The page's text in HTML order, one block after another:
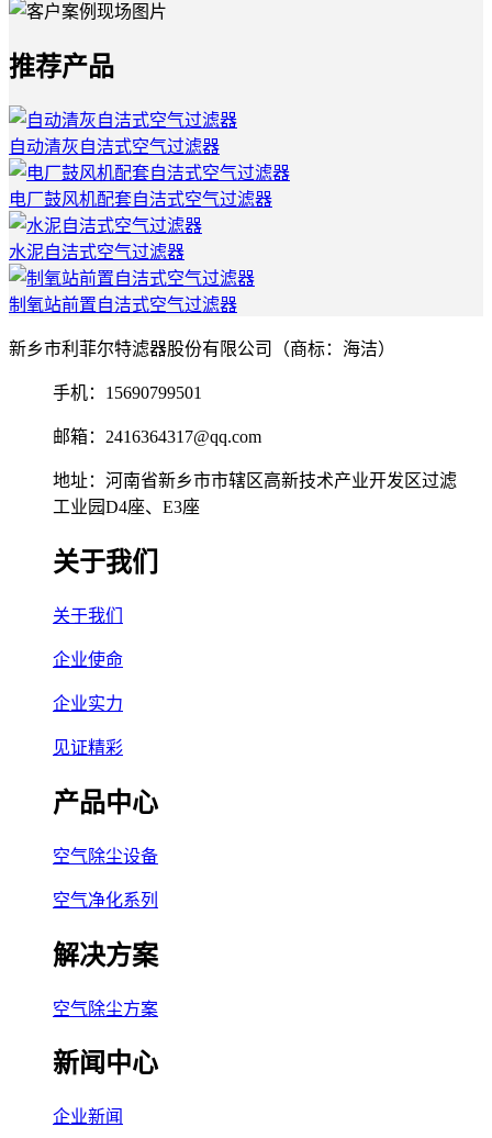
推荐产品
自动清灰自洁式空气过滤器
电厂鼓风机配套自洁式空气过滤器
水泥自洁式空气过滤器
制氧站前置自洁式空气过滤器
新乡市利菲尔特滤器股份有限公司（商标：海洁）
手机：15690799501
邮箱：2416364317@qq.com
地址：河南省新乡市市辖区高新技术产业开发区过滤
工业园D4座、E3座
关于我们
关于我们
企业使命
企业实力
见证精彩
产品中心
空气除尘设备
空气净化系列
解决方案
空气除尘方案
新闻中心
企业新闻